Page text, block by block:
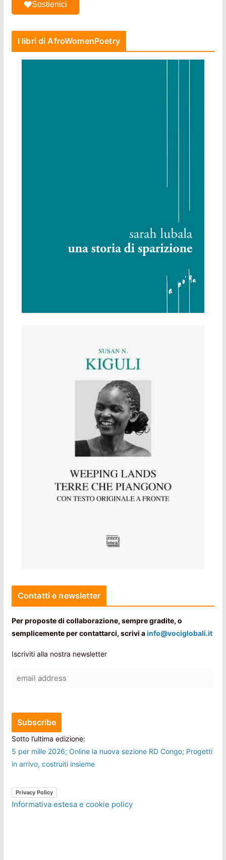
Sostienici
I libri di AfroWomenPoetry
Contatti e newsletter
Per proposte di collaborazione, sempre gradite, o
semplicemente per contattarci, scrivi ainfo@vociglobali.it
Iscriviti alla nostra newsletter
Sotto l’ultima edizione:
5 per mille 2026; Online la nuova sezione RD Congo; Progetti
in arrivo, costruiti insieme
Privacy Policy
Informativa estesa e cookie policy